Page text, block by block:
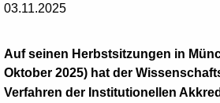
03.11.2025
Auf seinen Herbstsitzungen in
Oktober 2025) hat der
Verfahren der Institutionellen